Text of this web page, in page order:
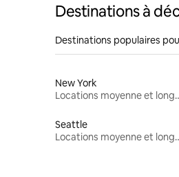
Destinations à
Destinations populaires
New York
Locations
Seattle
Locations